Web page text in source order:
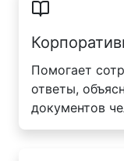
Помогает
ответы,
документов